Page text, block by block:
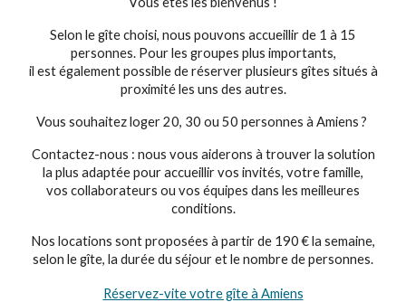
Selon le gîte choisi, nous pouvons accueillir de 1 à 15
personnes. Pour les groupes plus importants,
il est également possible de réserver plusieurs gîtes situés à
proximité les uns des autres.
Vous souhaitez loger 20, 30 ou 50 personnes à Amiens ?
Contactez-nous : nous vous aiderons à trouver la solution
la plus adaptée pour accueillir vos invités, votre famille,
vos collaborateurs ou vos équipes dans les meilleures
conditions.
Nos locations sont proposées à partir de 190 € la semaine,
selon le gîte, la durée du séjour et le nombre de personnes.
Réservez-vite votre gîte à Amiens